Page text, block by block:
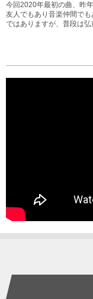
今回2020年最初の曲、昨
友人でもあり音楽仲間で
ではありますが、普段は